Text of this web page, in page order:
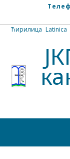
Ћирилица Latinica